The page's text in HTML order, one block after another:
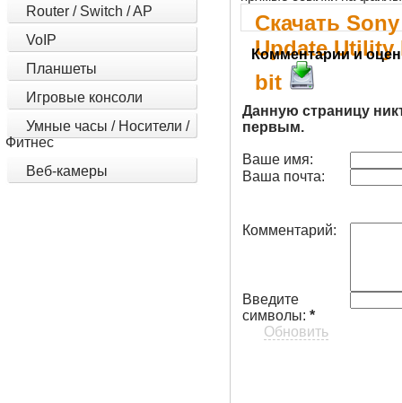
Router / Switch / AP
VoIP
Планшеты
Игровые консоли
Умные часы / Носители /
Фитнес
Веб-камеры
Скачать
Update Utility
bit
Комментарии и
Данную страницу
первым.
Ваше имя:
Ваша почта:
Комментарий:
Введите
символы:*
Обновить